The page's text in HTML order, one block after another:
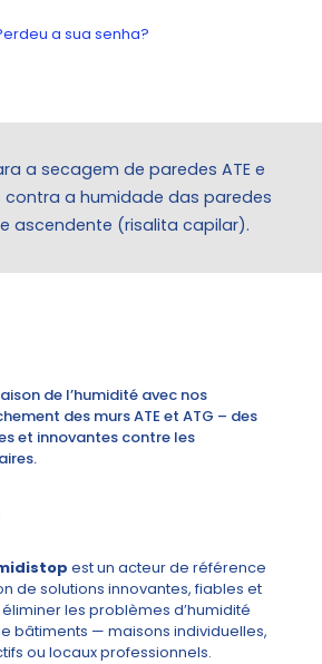
a sua senha?
a secagem de paredes ATE e
contra a humidade das paredes
ascendente (risalita capilar).
de l’humidité avec nos
des murs ATE et ATG – des
et innovantes contre les
est un acteur de référence
de solutions innovantes, fiables et
les problèmes d’humidité
bâtiments — maisons individuelles,
ou locaux professionnels.